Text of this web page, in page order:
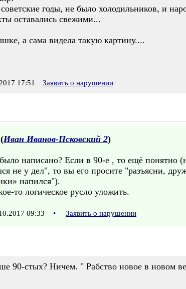
годы, не было холодильников, и
оставались свежими...
а сама видела такую картину....
17:51 Заявить о нарушении
Иван Иванов-Псковский 2)
написано? Если в 90-е , то ещё понятно
не у дел", то вы его просите "разъясни,
напился").
то логическое русло уложить.
09:33 • Заявить о нарушении
90-стых? Ничем. " Рабство новое в новом